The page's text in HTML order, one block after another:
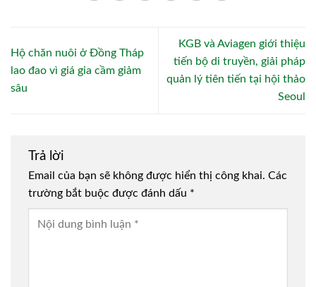
Hộ chăn nuôi ở Đồng Tháp
lao đao vì giá gia cầm giảm
sâu
KGB và Aviagen giới thiệu
tiến bộ di truyền, giải pháp
quản lý tiên tiến tại hội thảo
Seoul
Trả lời
Email của bạn sẽ không được hiển thị công khai. Các
trường bắt buộc được đánh dấu *